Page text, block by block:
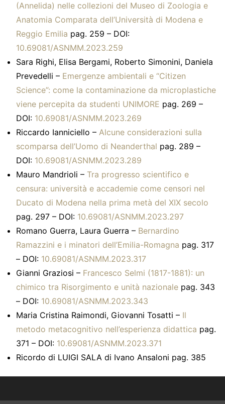
(Annelida) nelle collezioni del Museo di Zoologia e
Anatomia Comparata dell’Università di Modena e
Reggio Emilia pag. 259 – DOI:
10.69081/ASNMM.2023.259
Sara Righi, Elisa Bergami, Roberto Simonini, Daniela
Prevedelli – Emergenze ambientali e “Citizen
Science”: come la contaminazione da microplastiche
viene percepita da studenti UNIMORE pag. 269 –
DOI: 10.69081/ASNMM.2023.269
Riccardo Ianniciello – Alcune considerazioni sulla
scomparsa dell’Uomo di Neanderthal pag. 289 –
DOI: 10.69081/ASNMM.2023.289
Mauro Mandrioli – Tra progresso scientifico e
censura: università e accademie come censori nel
Ducato di Modena nella prima metà del XIX secolo
pag. 297 – DOI: 10.69081/ASNMM.2023.297
Romano Guerra, Laura Guerra – Bernardino
Ramazzini e i minatori dell’Emilia-Romagna pag. 317
– DOI: 10.69081/ASNMM.2023.317
Gianni Graziosi – Francesco Selmi (1817-1881): un
chimico tra Risorgimento e unità nazionale pag. 343
– DOI: 10.69081/ASNMM.2023.343
Maria Cristina Raimondi, Giovanni Tosatti – Il
metodo metacognitivo nell’esperienza didattica pag.
371 – DOI: 10.69081/ASNMM.2023.371
Ricordo di LUIGI SALA di Ivano Ansaloni pag. 385